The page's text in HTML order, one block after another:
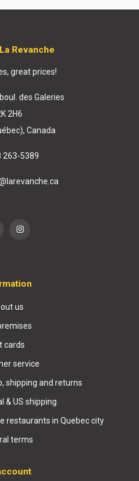
Revanche
great prices!
des Galeries
2H6
Canada
263-5389
us
cards
service
shipping and returns
& US shipping
restaurants in Quebec city
terms